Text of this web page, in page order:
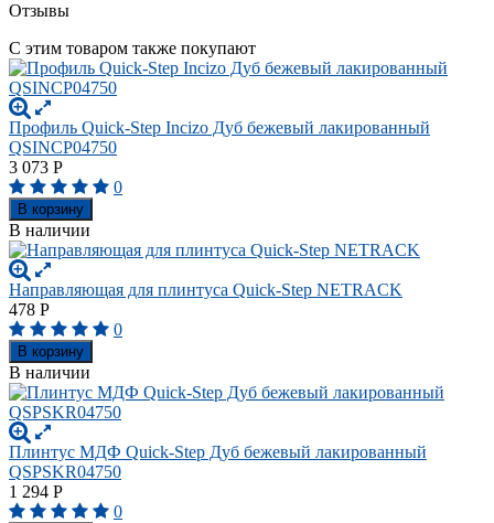
Отзывы
С этим товаром также покупают
Профиль Quick-Step Incizo Дуб бежевый лакированный
QSINCP04750
3 073 Р
0
В корзину
В наличии
Направляющая для плинтуса Quick-Step NETRACK
478 Р
0
В корзину
В наличии
Плинтус МДФ Quick-Step Дуб бежевый лакированный
QSPSKR04750
1 294 Р
0